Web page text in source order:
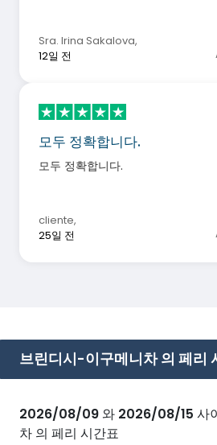
Sra. Irina Sakalova,
12일 전
모두 정확합니다.
모두 정확합니다.
cliente,
25일 전
브린디시-이구메니차 의 페리
2026/08/09 와 2026/08/15 사
차 의 페리 시간표